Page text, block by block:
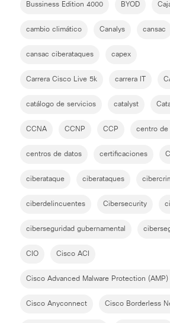
Bussiness Edition 4000 BYOD
cambio climático Canalys cansac
cansac ciberataques capex
Carrera Cisco Live 5k carrera IT
catálogo de servicios catalyst
CCNA CCNP CCP centro de
centros de datos certificaciones
ciberataque ciberataques
ciberdelincuentes Cibersecurity
ciberseguridad gubernamental
CIO Cisco ACI
Cisco Advanced Malware Protection (AMP)
Cisco Anyconnect Cisco Borderless